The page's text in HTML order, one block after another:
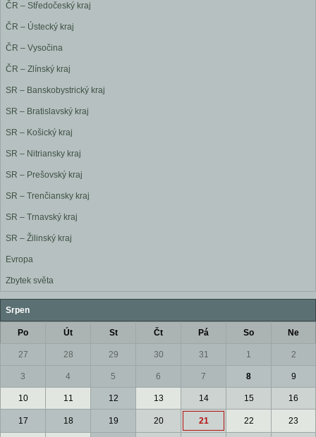
ČR – Středočeský kraj
ČR – Ústecký kraj
ČR – Vysočina
ČR – Zlínský kraj
SR – Banskobystrický kraj
SR – Bratislavský kraj
SR – Košický kraj
SR – Nitriansky kraj
SR – Prešovský kraj
SR – Trenčiansky kraj
SR – Trnavský kraj
SR – Žilinský kraj
Evropa
Zbytek světa
Srpen
Po Út St Čt Pá So Ne
27 28 29 30 31 1 2
3 4 5 6 7 8 9
10 11 12 13 14 15 16
17 18 19 20 21 22 23